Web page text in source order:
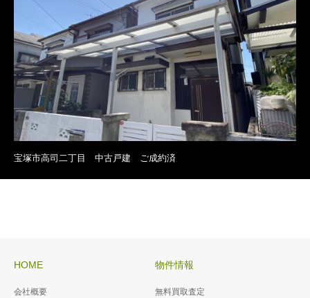
宝塚市高司二丁目 中古戸建 ご成約済
HOME
会社概要
物件情報
無料買取査定